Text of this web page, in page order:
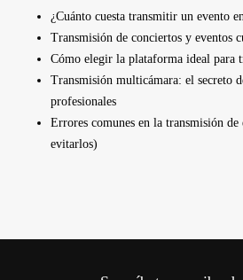
¿Cuánto cuesta transmitir un evento
Transmisión de conciertos y eventos
Cómo elegir la plataforma ideal para
Transmisión multicámara: el secreto
profesionales
Errores comunes en la transmisión
evitarlos)